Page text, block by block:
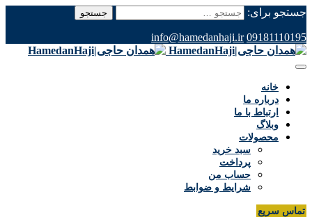
جستجو برای:
09181110195
info@hamedanhaji.ir
خانه
درباره ما
ارتباط با ما
وبلاگ
محصولات
سبد خرید
پرداخت
حساب من
شرایط و ضوابط
تماس سریع